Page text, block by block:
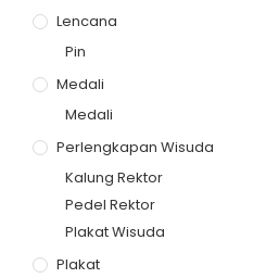
Lencana
Pin
Medali
Medali
Perlengkapan Wisuda
Kalung Rektor
Pedel Rektor
Plakat Wisuda
Plakat